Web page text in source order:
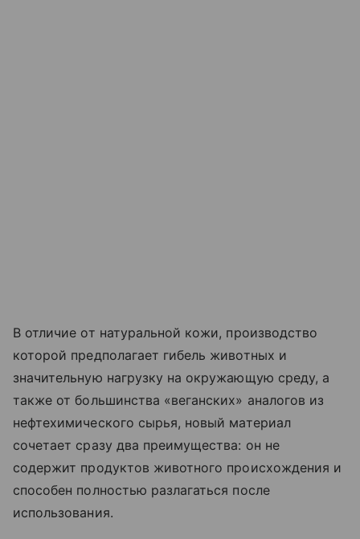
В отличие от натуральной кожи, производство
которой предполагает гибель животных и
значительную нагрузку на окружающую среду, а
также от большинства «веганских» аналогов из
нефтехимического сырья, новый материал
сочетает сразу два преимущества: он не
содержит продуктов животного происхождения и
способен полностью разлагаться после
использования.